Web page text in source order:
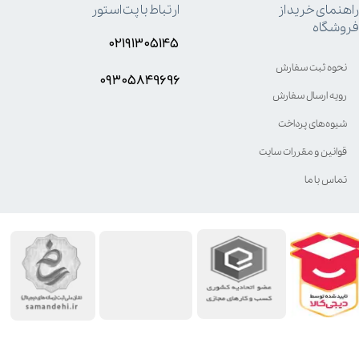
راهنمای خرید از
فروشگاه
نحوه ثبت سفارش
رویه ارسال سفارش
شیوه‌های پرداخت
قوانین و مقررات سایت
تماس با ما
ارتباط با پت استور
۰۲۱۹۱۳۰۵۱۴۵
۰۹۳۰۵8۴9696